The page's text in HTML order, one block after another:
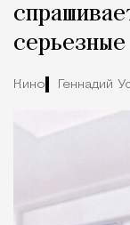
серьезные
Кино Геннадий